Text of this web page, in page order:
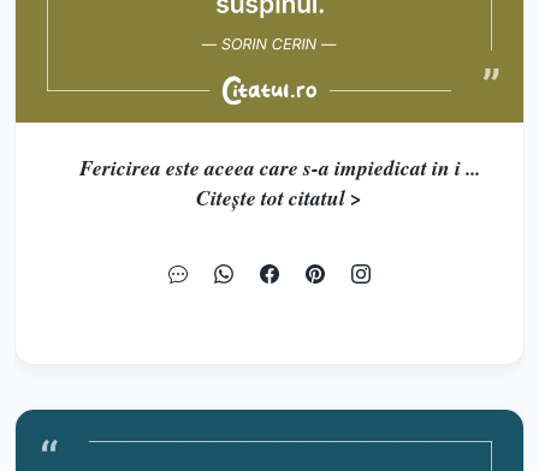
Fericirea este aceea care s-a impiedicat in i ...
Citește tot citatul >